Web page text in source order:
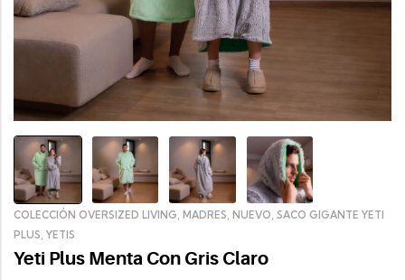
COLECCIÓN OVERSIZED LIVING, MADRES, NUEVO, SACO GIGANTE YETI
PLUS, YETIS
Yeti Plus Menta Con Gris Claro